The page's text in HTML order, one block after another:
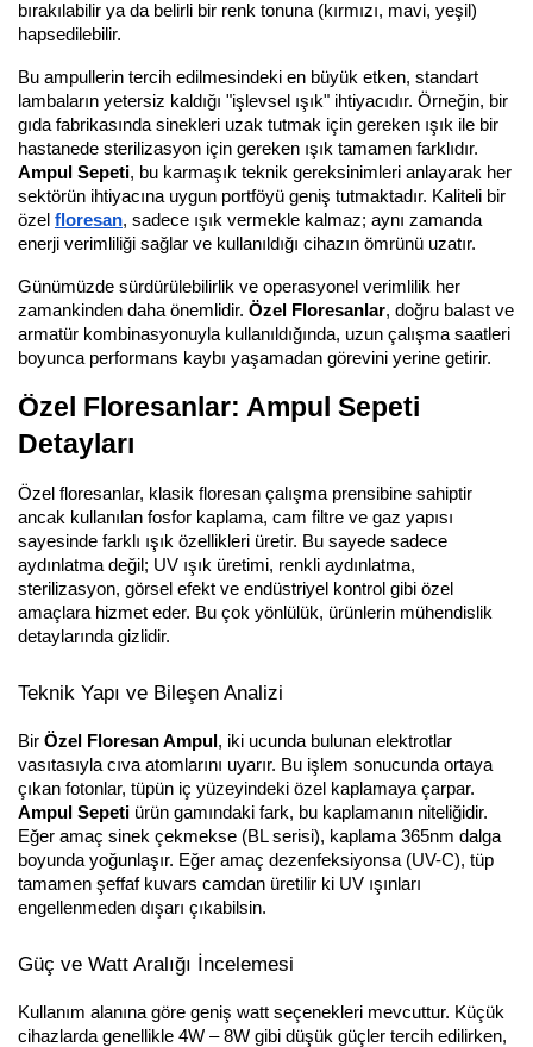
bırakılabilir ya da belirli bir renk tonuna (kırmızı, mavi, yeşil)
hapsedilebilir.
Bu ampullerin tercih edilmesindeki en büyük etken, standart
lambaların yetersiz kaldığı "işlevsel ışık" ihtiyacıdır. Örneğin, bir
gıda fabrikasında sinekleri uzak tutmak için gereken ışık ile bir
Ampul Sepeti, bu karmaşık teknik gereksinimleri anlayarak her
sektörün ihtiyacına uygun portföyü geniş tutmaktadır. Kaliteli bir
özel floresan, sadece ışık vermekle kalmaz; aynı zamanda
enerji verimliliği sağlar ve kullanıldığı cihazın ömrünü uzatır.
Günümüzde sürdürülebilirlik ve operasyonel verimlilik her
zamankinden daha önemlidir. Özel Floresanlar, doğru balast ve
armatür kombinasyonuyla kullanıldığında, uzun çalışma saatleri
boyunca performans kaybı yaşamadan görevini yerine getirir.
Özel Floresanlar: Ampul Sepeti
Detayları
Özel floresanlar, klasik floresan çalışma prensibine sahiptir
ancak kullanılan fosfor kaplama, cam filtre ve gaz yapısı
sayesinde farklı ışık özellikleri üretir. Bu sayede sadece
aydınlatma değil; UV ışık üretimi, renkli aydınlatma,
sterilizasyon, görsel efekt ve endüstriyel kontrol gibi özel
amaçlara hizmet eder. Bu çok yönlülük, ürünlerin mühendislik
detaylarında gizlidir.
Teknik Yapı ve Bileşen Analizi
Bir Özel Floresan Ampul , iki ucunda bulunan elektrotlar
vasıtasıyla cıva atomlarını uyarır. Bu işlem sonucunda ortaya
Ampul Sepeti ürün gamındaki fark, bu kaplamanın niteliğidir.
Eğer amaç sinek çekmekse (BL serisi), kaplama 365nm dalga
boyunda yoğunlaşır. Eğer amaç dezenfeksiyonsa (UV-C), tüp
tamamen şeffaf kuvars camdan üretilir ki UV ışınları
engellenmeden dışarı çıkabilsin.
Güç ve Watt Aralığı İncelemesi
Kullanım alanına göre geniş watt seçenekleri mevcuttur. Küçük
cihazlarda genellikle 4W – 8W gibi düşük güçler tercih edilirken,